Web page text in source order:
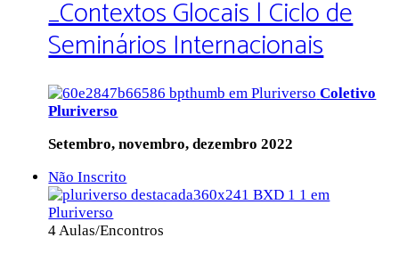
_Contextos Glocais | Ciclo de
Seminários Internacionais
Coletivo
Pluriverso
Setembro, novembro, dezembro 2022
Não Inscrito
4 Aulas/Encontros